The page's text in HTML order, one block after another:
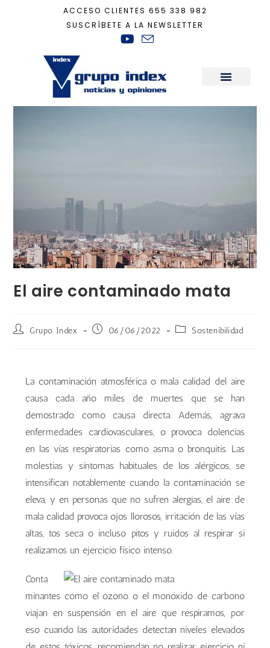
ACCESO CLIENTES 655 338 982
SUSCRÍBETE A LA NEWSLETTER
Sostenibilidad
El aire contaminado mata
Grupo Index 06/06/2022 Sostenibilidad
La contaminación atmosférica o mala calidad del aire
causa cada año miles de muertes que se han
demostrado como causa directa. Además, agrava
enfermedades cardiovasculares, o provoca dolencias
en las vías respiratorias como asma o bronquitis. Las
molestias y síntomas habituales de los alérgicos, se
intensifican notablemente cuando la contaminación se
eleva, y en personas que no sufren alergias, el aire de
mala calidad provoca ojos llorosos, irritación de las vías
altas, tos seca o incluso pitos y ruidos al respirar si
realizamos un ejercicio físico intenso.
Conta
minantes como el ozono o el monóxido de carbono
viajan en suspensión en el aire que respiramos, por
eso cuando las autoridades detectan niveles elevados